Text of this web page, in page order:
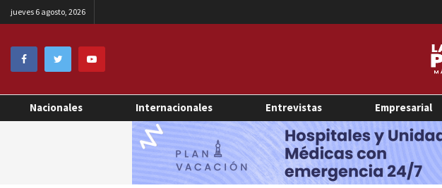
jueves 6 agosto, 2026
Nacionales Internacionales Entrevistas Empresarial